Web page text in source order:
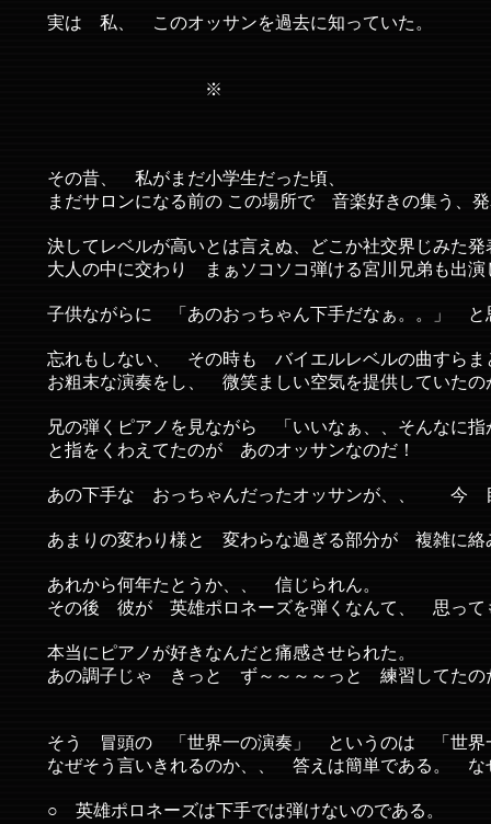
実は 私、 このオッサンを過去に知っていた。
※
その昔、 私がまだ小学生だった頃、
まだサロンになる前の この場所で 音楽好きの集う、
決してレベルが高いとは言えぬ、どこか社交界じみた発
大人の中に交わり まぁソコソコ弾ける宮川兄弟も出演
子供ながらに 「あのおっちゃん下手だなぁ。。」 と
忘れもしない、 その時も バイエルレベルの曲すらま
お粗末な演奏をし、 微笑ましい空気を提供していた
兄の弾くピアノを見ながら 「いいなぁ、、そんなに指
と指をくわえてたのが あのオッサンなのだ！
あの下手な おっちゃんだったオッサンが、、 今 目
あまりの変わり様と 変わらな過ぎる部分が 複雑に絡
あれから何年たとうか、、 信じられん。
その後 彼が 英雄ポロネーズを弾くなんて、 思って
本当にピアノが好きなんだと痛感させられた。
あの調子じゃ きっと ず～～～～っと 練習してたの
そう 冒頭の 「世界一の演奏」 というのは 「世界
なぜそう言いきれるのか、、 答えは簡単である。 な
○ 英雄ポロネーズは下手では弾けないのである。